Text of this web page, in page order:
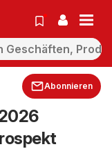
Abonnieren